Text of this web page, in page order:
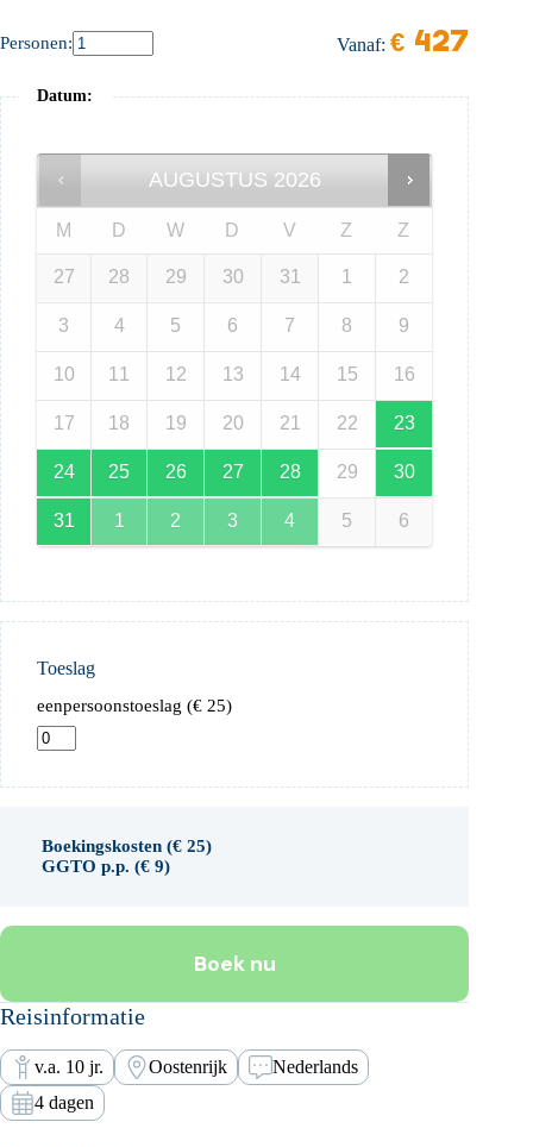
Personen: Vanaf:€ 427
Datum:
AUGUSTUS 2026
M D W D V Z Z
27 28 29 30 31 1 2
3 4 5 6 7 8 9
10 11 12 13 14 15 16
17 18 19 20 21 22 23
24 25 26 27 28 29 30
31 1 2 3 4 5 6
Toeslag
eenpersoonstoeslag (€ 25)
Boekingskosten (€ 25)
GGTO p.p. (€ 9)
Boek nu
Reisinformatie
v.a. 10 jr. Oostenrijk
Nederlands
4 dagen